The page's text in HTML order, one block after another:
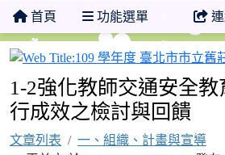
首頁 功能選單
1-2強化教師交通安全
行成效之檢討與回饋
文章列表
一、組織、計畫與宣導